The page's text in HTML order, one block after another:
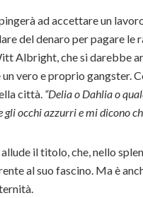
ad accettare un
del denaro per pagare le
Albright, che si darebbe
vero e proprio gangster.
città. “Delia o Dahlia o
occhi azzurri e mi dicono
allude il titolo, che, nello
al suo fascino. Ma è